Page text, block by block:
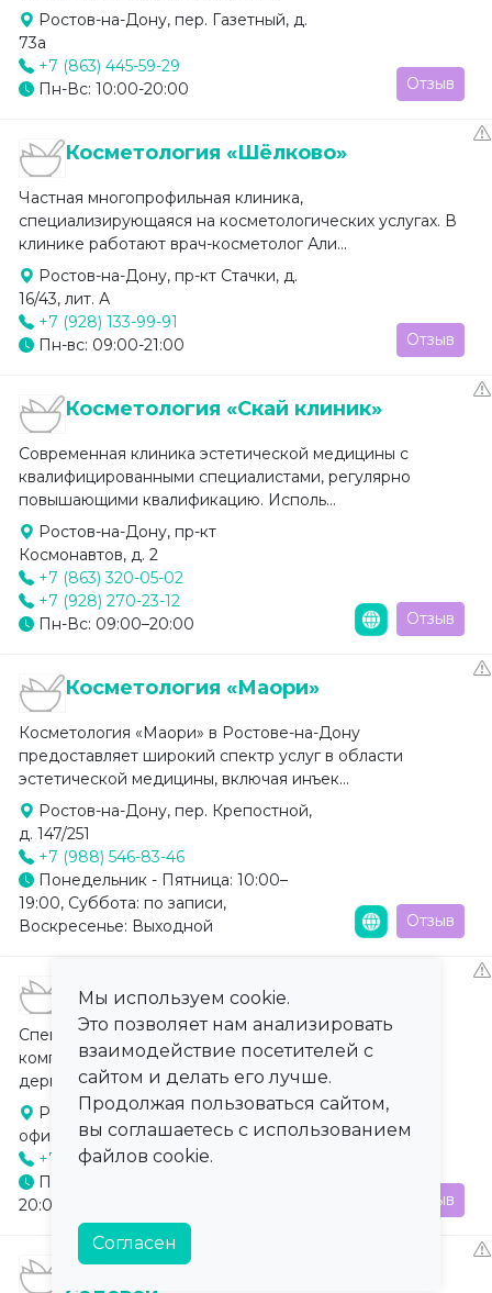
Ростов-на-Дону, пер. Газетный, д.
73а
+7 (863) 445-59-29
Пн-Вс: 10:00-20:00
Отзыв
Косметология «Шёлково»
Частная многопрофильная клиника,
специализирующаяся на косметологических услугах. В
клинике работают врач-косметолог Али...
Ростов-на-Дону, пр-кт Стачки, д.
16/43, лит. А
+7 (928) 133-99-91
Пн-вс: 09:00-21:00
Отзыв
Косметология «Скай клиник»
Современная клиника эстетической медицины с
квалифицированными специалистами, регулярно
повышающими квалификацию. Исполь...
Ростов-на-Дону, пр-кт
Космонавтов, д. 2
+7 (863) 320-05-02
+7 (928) 270-23-12
Пн-Вс: 09:00–20:00
Отзыв
Косметология «Маори»
Косметология «Маори» в Ростове-на-Дону
предоставляет широкий спектр услуг в области
эстетической медицины, включая инъек...
Ростов-на-Дону, пер. Крепостной,
д. 147/251
+7 (988) 546-83-46
Понедельник - Пятница: 10:00–
19:00, Суббота: по записи,
Воскресенье: Выходной
Отзыв
Косметология «Юнона»
Специализированная косметологическая клиника с
комплексным подходом к лечению. Врачи-
дерматокосметологи с высшим медицин...
Ростов-на-Дону, ул. 3 линия, 3,
офис 3
+7 (863) 310-06-17
Понедельник-Воскресенье: 08:00–
20:00
Отзыв
«Лазер Клиник» на Большой
Мы используем cookie.
Это позволяет нам анализировать
взаимодействие посетителей с
сайтом и делать его лучше.
Продолжая пользоваться сайтом,
вы соглашаетесь с использованием
файлов cookie.
Согласен